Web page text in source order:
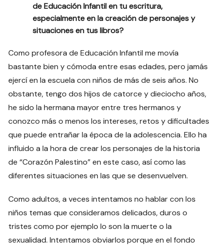
de Educación Infantil en tu escritura,
especialmente en la creación de personajes y
situaciones en tus libros?
Como profesora de Educación Infantil me movía
bastante bien y cómoda entre esas edades, pero jamás
ejercí en la escuela con niños de más de seis años. No
obstante, tengo dos hijos de catorce y dieciocho años,
he sido la hermana mayor entre tres hermanos y
conozco más o menos los intereses, retos y dificultades
que puede entrañar la época de la adolescencia. Ello ha
influido a la hora de crear los personajes de la historia
de “Corazón Palestino” en este caso, así como las
diferentes situaciones en las que se desenvuelven.
Como adultos, a veces intentamos no hablar con los
niños temas que consideramos delicados, duros o
tristes como por ejemplo lo son la muerte o la
sexualidad. Intentamos obviarlos porque en el fondo